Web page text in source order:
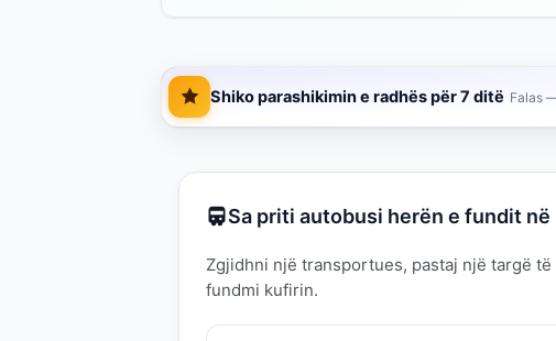
Shiko parashikimin e radhës për 7 ditë Falas
Sa priti autobusi herën e fundit në
Zgjidhni një transportues, pastaj një targë
fundmi kufirin.